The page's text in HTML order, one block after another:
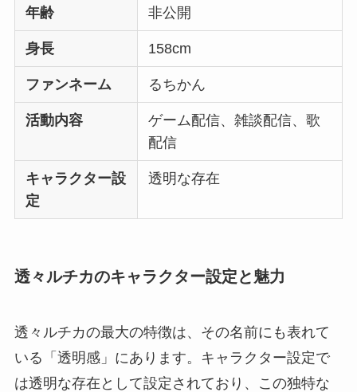
年齢 非公開
身長 158cm
ファンネーム るちかん
活動内容
ゲーム配信、雑談配信、歌
配信
キャラクター設
定
透明な存在
透々ルチカのキャラクター設定と魅力
透々ルチカの最大の特徴は、その名前にも表れて
いる「透明感」にあります。キャラクター設定で
は透明な存在として設定されており、この独特な